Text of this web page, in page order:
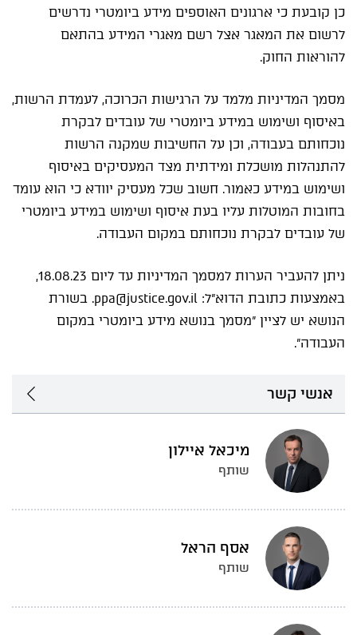
כן קובעת כי ארגונים האוספים מידע ביומטרי נדרשים
לרשום את המאגר אצל רשם מאגרי המידע בהתאם
להוראות החוק.
מסמך המדיניות מלמד על הרגישות הכרוכה, לעמדת הרשות,
באיסוף ושימוש במידע ביומטרי של עובדים לבקרת
נוכחותם בעבודה, וכן על החשיבות שמקנה הרשות
להתנהלות מושכלת ומידתית מצד המעסיקים באיסוף
ושימוש במידע כאמור. חשוב שכל מעסיק יוודא כי הוא עומד
בחובות המוטלות עליו בעת איסוף ושימוש במידע ביומטרי
של עובדים לבקרת נוכחותם במקום העבודה.
ניתן להעביר הערות למסמך המדיניות עד ליום 18.08.23,
באמצעות כתובת הדוא"ל: ppa@justice.gov.il. בשורת
הנושא יש לציין "מסמך בנושא מידע ביומטרי במקום
העבודה".
אנשי קשר
מיכאל איילון
שותף
אסף הראל
שותף